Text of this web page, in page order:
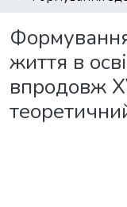
життя в
впродовж